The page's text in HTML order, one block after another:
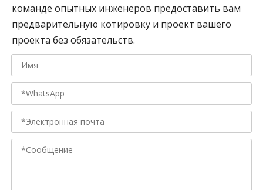
команде опытных инженеров предоставить вам
предварительную котировку и проект вашего
проекта без обязательств.